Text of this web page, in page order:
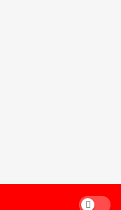
Dark